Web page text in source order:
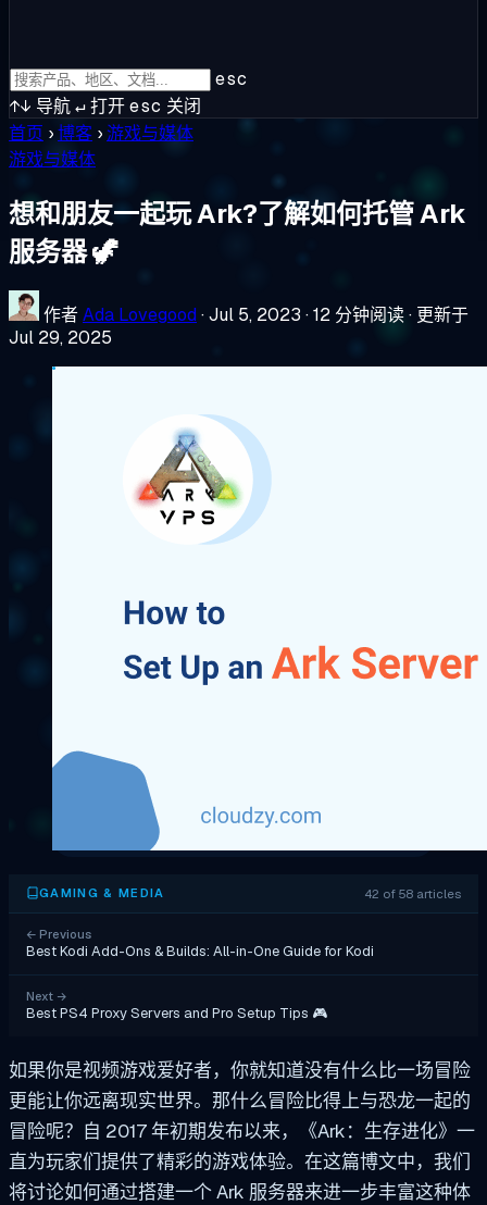
esc
↑↓ 导航↵打开esc 关闭
首页 ›博客 ›游戏与媒体
游戏与媒体
想和朋友一起玩 Ark?了解如何托管 Ark
服务器 🦖
作者Ada Lovegood ·Jul 5, 2023 ·12 分钟阅读· 更新于
Jul 29, 2025
GAMING & MEDIA 42 of 58 articles
← Previous
Best Kodi Add-Ons & Builds: All-in-One Guide for Kodi
Next →
Best PS4 Proxy Servers and Pro Setup Tips 🎮
如果你是视频游戏爱好者，你就知道没有什么比一场冒险
更能让你远离现实世界。那什么冒险比得上与恐龙一起的
冒险呢？自 2017 年初期发布以来，《Ark：生存进化》一
直为玩家们提供了精彩的游戏体验。在这篇博文中，我们
将讨论如何通过搭建一个 Ark 服务器来进一步丰富这种体